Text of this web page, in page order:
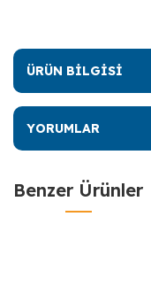
ÜRÜN BİLGİSİ
YORUMLAR
Benzer Ürünler